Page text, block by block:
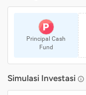
P
Principal Cash
Fund
Simulasi Investasi